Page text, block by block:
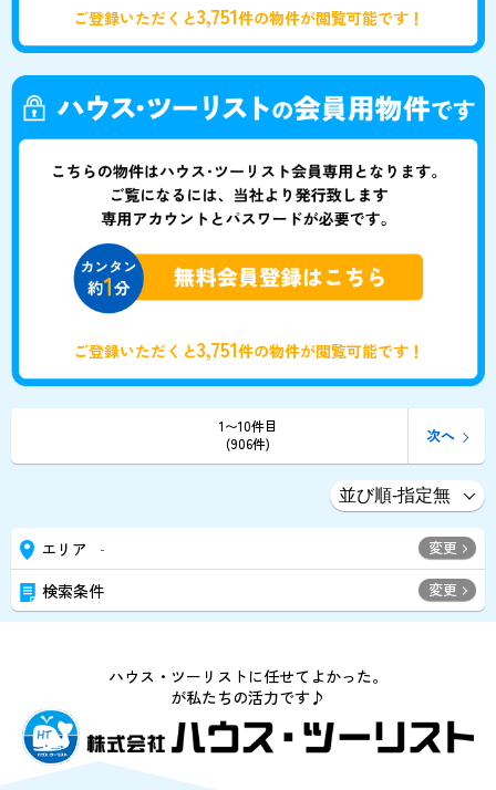
ご登録いただくと3,751件の物件が閲覧可能です！
ご登録いただくと3,751件の物件が閲覧可能です！
1〜10件目
(906件)
次へ
エリア - 変更
検索条件 変更
ハウス・ツーリストに任せてよかった。
が私たちの活力です♪